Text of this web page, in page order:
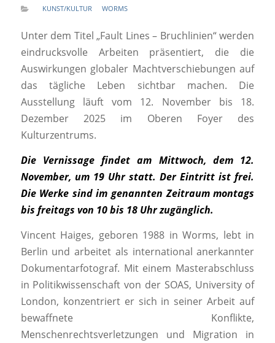
KUNST/KULTUR WORMS
Unter dem Titel „Fault Lines – Bruchlinien“ werden
eindrucksvolle Arbeiten präsentiert, die die
Auswirkungen globaler Machtverschiebungen auf
das tägliche Leben sichtbar machen. Die
Ausstellung läuft vom 12. November bis 18.
Dezember 2025 im Oberen Foyer des
Kulturzentrums.
Die Vernissage findet am Mittwoch, dem 12.
November, um 19 Uhr statt. Der Eintritt ist frei.
Die Werke sind im genannten Zeitraum montags
bis freitags von 10 bis 18 Uhr zugänglich.
Vincent Haiges, geboren 1988 in Worms, lebt in
Berlin und arbeitet als international anerkannter
Dokumentarfotograf. Mit einem Masterabschluss
in Politikwissenschaft von der SOAS, University of
London, konzentriert er sich in seiner Arbeit auf
bewaffnete Konflikte,
Menschenrechtsverletzungen und Migration in